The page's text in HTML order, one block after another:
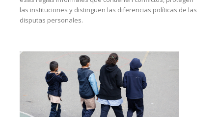
las instituciones y distinguen las diferencias políticas de las
disputas personales.